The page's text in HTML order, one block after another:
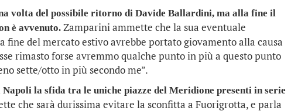
volta del possibile ritorno di Davide Ballardini, ma alla fine il
è avvenuto. Zamparini ammette che la sua eventuale
fine del mercato estivo avrebbe portato giovamento alla causa
rimasto forse avremmo qualche punto in più a questo punto
sette/otto in più secondo me”.
Napoli la sfida tra le uniche piazze del Meridione presenti in serie
che sarà durissima evitare la sconfitta a Fuorigrotta, e parla